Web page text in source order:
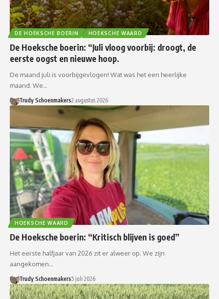
DE HOEKSCHE BOERIN HOEKSCHE WAARD
De Hoeksche boerin: “Juli vloog voorbij: droogt, de
eerste oogst en nieuwe hoop.
De maand juli is voorbijgevlogen! Wat was het een heerlijke
maand. We…
Trudy Schoenmakers2 augustus 2026
HOEKSCHE WAARD
De Hoeksche boerin: “Kritisch blijven is goed”
Het eerste halfjaar van 2026 zit er alweer op. We zijn
aangekomen…
Trudy Schoenmakers5 juli 2026